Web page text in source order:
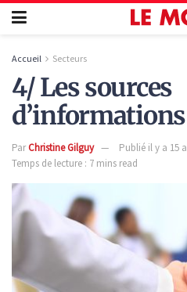
Accueil Secteurs
4/ Les sources
d’informations
ParChristine Gilguy
Publié il y a 15
Temps de lecture : 7 mins read